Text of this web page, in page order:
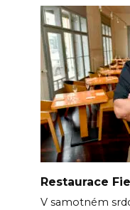
Restaurace
V samotném